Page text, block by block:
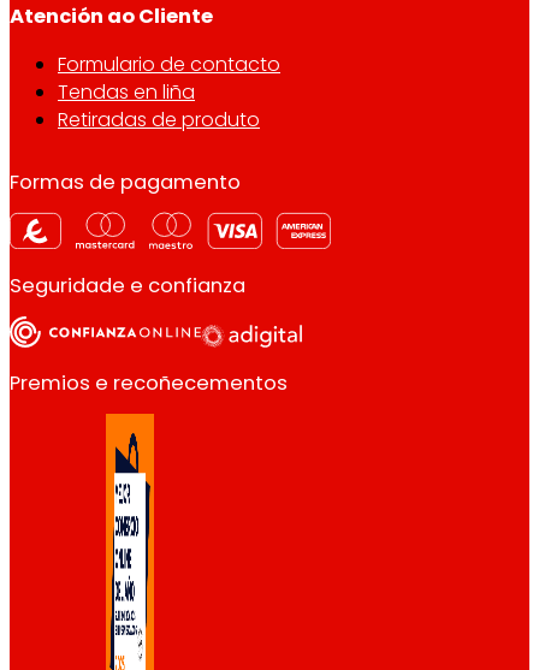
Atención ao Cliente
Formulario de contacto
Tendas en liña
Retiradas de produto
Formas de pagamento
Seguridade e confianza
Premios e recoñecementos